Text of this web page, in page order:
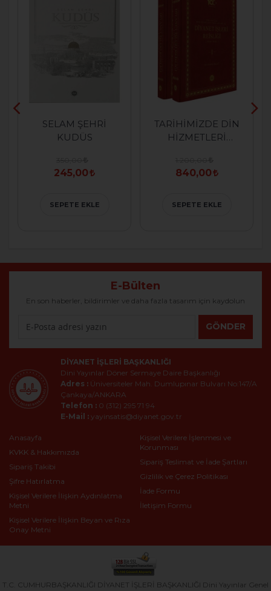
SELAM ŞEHRİ
KUDÜS
245,00
SEPETE EKLE
TARİHİMİZDE DİN
HİZMETLERİ
REİSLİĞİ
840,00
SEPETE EKLE
E-Bülten
En son haberler, bildirimler ve daha fazla tasarım için kaydolun
GÖNDER
DIYANET İŞLERI BAŞKANLIĞI
Dini Yayınlar Döner Sermaye Daire Başkanlığı
Adres : Üniversiteler Mah. Dumlupınar Bulvarı No:147/A
Çankaya/ANKARA
Telefon : 0 (312) 295 71 94
E-Mail : yayinsatis@diyanet.gov.tr
Anasayfa
KVKK & Hakkımızda
Sipariş Takibi
Şifre Hatırlatma
Kişisel Verilere İlişkin Aydınlatma
Metni
Kişisel Verilere İlişkin Beyan ve Rıza
Onay Metni
Kişisel Verilere İşlenmesi ve
Korunması
Sipariş Teslimat ve İade Şartları
Gizlilik ve Çerez Politikası
İade Formu
İletişim Formu
T.C. CUMHURBAŞKANLIĞI DİYANET İŞLERİ BAŞKANLIĞI Dini Yayınlar Genel